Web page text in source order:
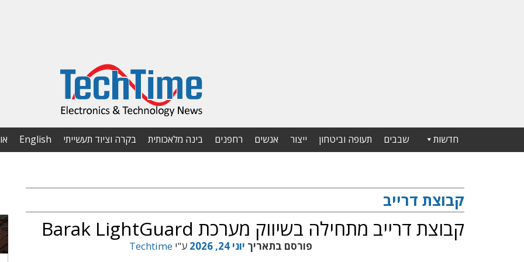
חדשות שבבים תעופה וביטחון ייצור אנשים רחפנים בינה מלאכותית בקרה וציוד תעשייתי English
קבוצת דרייב
קבוצת דרייב מתחילה בשיווק מערכת Barak LightGuard
פורסם בתאריך יוני 24, 2026 ע"י Techtime